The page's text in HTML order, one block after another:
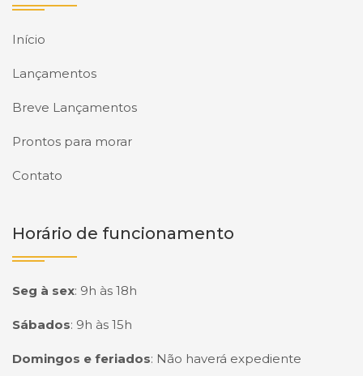
Início
Lançamentos
Breve Lançamentos
Prontos para morar
Contato
Horário de funcionamento
Seg à sex: 9h às 18h
Sábados: 9h às 15h
Domingos e feriados: Não haverá expediente